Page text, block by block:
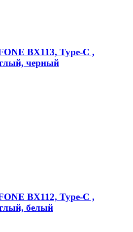
BX113, Type-C ,
черный
BX112, Type-C ,
белый